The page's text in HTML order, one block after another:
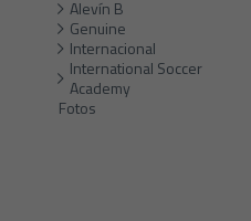
Alevín B
Genuine
Internacional
International Soccer
Academy
Fotos